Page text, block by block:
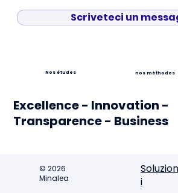
Scriveteci un
Nos études nos méthodes
Excellence - Innovation -
Transparence - Business
© 2026
Minalea
Soluzion
i